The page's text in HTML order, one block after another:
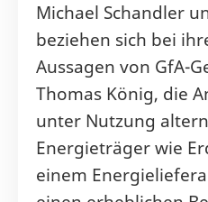
Michael Schandler
beziehen sich bei
Aussagen von GfA-
Thomas König, die
unter Nutzung
Energieträger wie
einem